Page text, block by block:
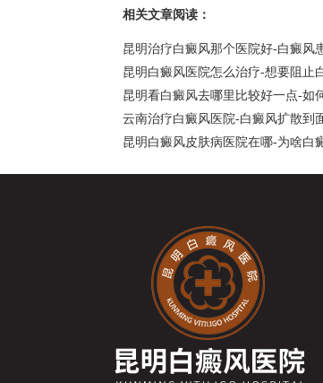
相关文章阅读：
昆明治疗白癜风那个医院好-白癜风
昆明白癜风医院怎么治疗-想要阻止
昆明看白癜风去哪里比较好一点-如
云南治疗白癜风医院-白癜风扩散到
昆明白癜风皮肤病医院在哪-为啥白